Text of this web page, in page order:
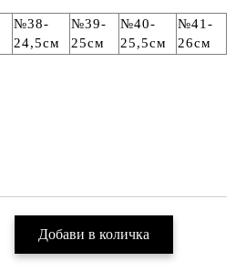
№38-
24,5см
№39-
25см
№40-
25,5см
№41-
26см